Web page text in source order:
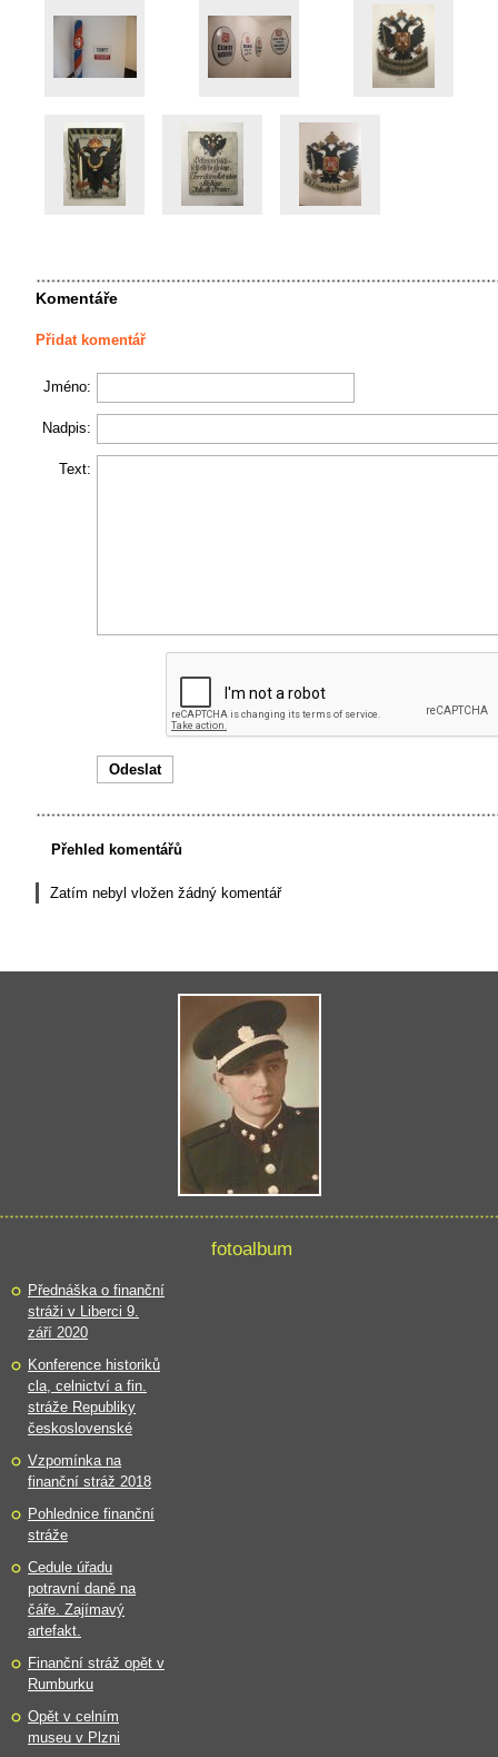
Komentáře
Přidat komentář
Jméno:
Nadpis:
Text:
Přehled komentářů
Zatím nebyl vložen žádný komentář
fotoalbum
Přednáška o finanční
stráži v Liberci 9.
září 2020
Konference historiků
cla, celnictví a fin.
stráže Republiky
československé
Vzpomínka na
finanční stráž 2018
Pohlednice finanční
stráže
Cedule úřadu
potravní daně na
čáře. Zajímavý
artefakt.
Finanční stráž opět v
Rumburku
Opět v celním
museu v Plzni